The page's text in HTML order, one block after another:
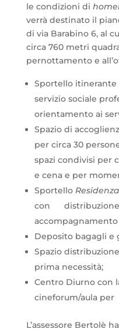
le condizioni di
verrà destinato il
di via Barabino 6, al
circa 760 metri
pernottamento e
Sportello
servizio sociale
orientamento ai
Spazio di
per circa 30
spazi condivisi per
e cena e per
Sportello
con
accompagnamento
Deposito bagagli e
Spazio
prima necessità;
Centro Diurno con
cineforum/aula per
L’assessore Bertolè